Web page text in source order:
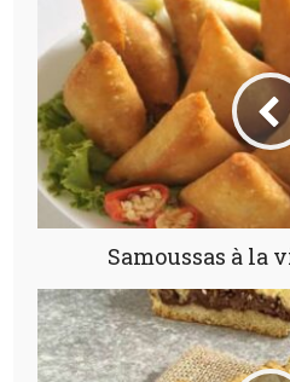
Samoussas à la